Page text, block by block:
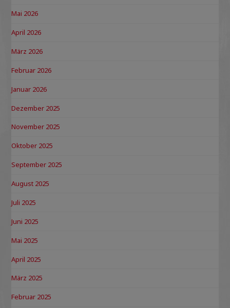
Mai 2026
April 2026
März 2026
Februar 2026
Januar 2026
Dezember 2025
November 2025
Oktober 2025
September 2025
August 2025
Juli 2025
Juni 2025
Mai 2025
April 2025
März 2025
Februar 2025